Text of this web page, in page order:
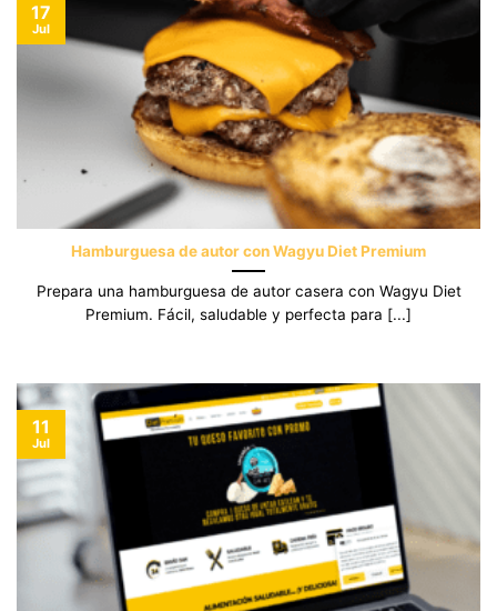
Hamburguesa de autor con Wagyu Diet Premium
Prepara una hamburguesa de autor casera con Wagyu Diet
Premium. Fácil, saludable y perfecta para [...]
17
Jul
11
Jul